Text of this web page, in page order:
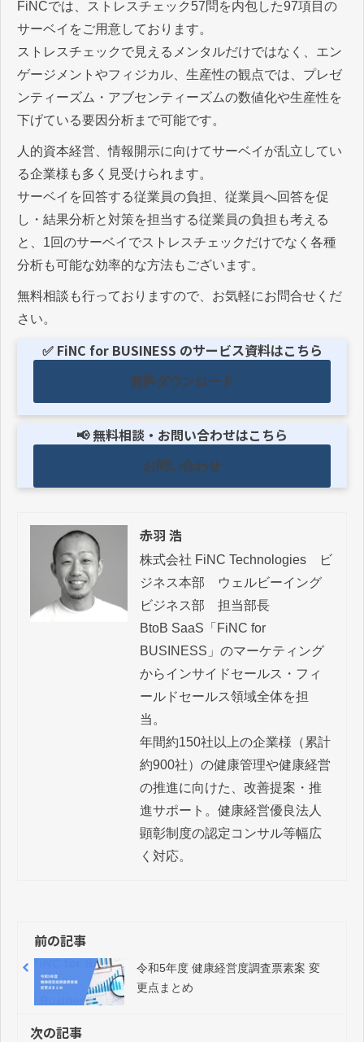
FiNCでは、ストレスチェック57問を内包した97項目の
サーベイをご用意しております。
ストレスチェックで見えるメンタルだけではなく、エン
ゲージメントやフィジカル、生産性の観点では、プレゼ
ンティーズム・アブセンティーズムの数値化や生産性を
下げている要因分析まで可能です。
人的資本経営、情報開示に向けてサーベイが乱立してい
る企業様も多く見受けられます。
サーベイを回答する従業員の負担、従業員へ回答を促
し・結果分析と対策を担当する従業員の負担も考える
と、1回のサーベイでストレスチェックだけでなく各種
分析も可能な効率的な方法もございます。
無料相談も行っておりますので、お気軽にお問合せくだ
さい。
✅ FiNC for BUSINESS のサービス資料はこちら
資料ダウンロード
📢 無料相談・お問い合わせはこちら
お問い合わせ
赤羽 浩
株式会社 FiNC Technologies　ビ
ジネス本部　ウェルビーイング
ビジネス部　担当部長
BtoB SaaS「FiNC for
BUSINESS」のマーケティング
からインサイドセールス・フィ
ールドセールス領域全体を担
当。
年間約150社以上の企業様（累計
約900社）の健康管理や健康経営
の推進に向けた、改善提案・推
進サポート。健康経営優良法人
顕彰制度の認定コンサル等幅広
く対応。
前の記事
令和5年度 健康経営度調査票素案 変
更点まとめ
次の記事